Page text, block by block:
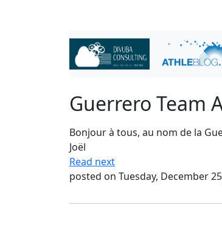
Guerrero Team
Bonjour à tous, au nom de la
Joël
Read next
posted on Tuesday, December